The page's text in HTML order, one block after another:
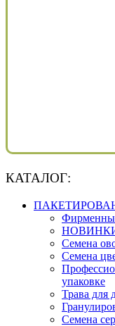
КАТАЛОГ:
Семена
Семена
упаковке
Трава
Семена